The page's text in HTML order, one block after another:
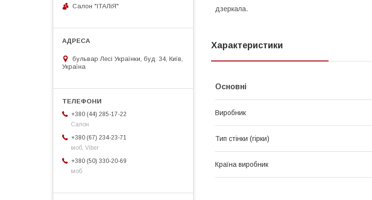
дзеркала.
Характеристики
Основні
Виробник
Тип стінки (гірки)
Країна виробник
Салон "ІТАЛіЯ"
бульвар Лесі Українки, буд. 34, Київ,
Україна
+380 (44) 285-17-22
Салон
+380 (67) 234-23-71
моб, Viber
+380 (50) 330-20-69
моб